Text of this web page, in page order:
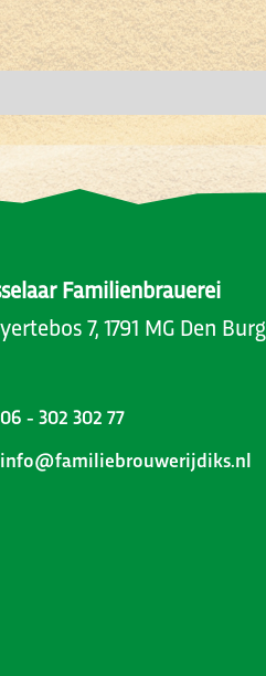
Familienbrauerei
7, 1791 MG Den Burg
06 - 302 302 77
info@familiebrouwerijdiks.nl